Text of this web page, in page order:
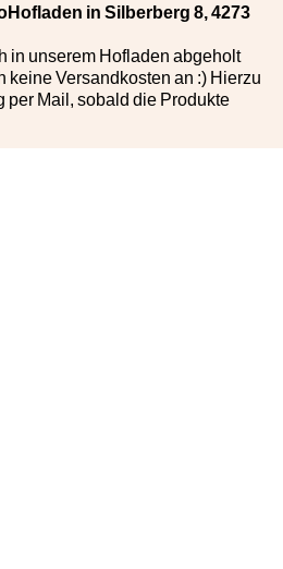
in Silberberg 8, 4273
in unserem Hofladen abgeholt
keine Versandkosten an :) Hierzu
per Mail, sobald die Produkte